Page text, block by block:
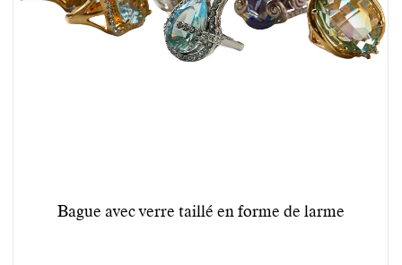
Bague avec verre taillé en forme de larme